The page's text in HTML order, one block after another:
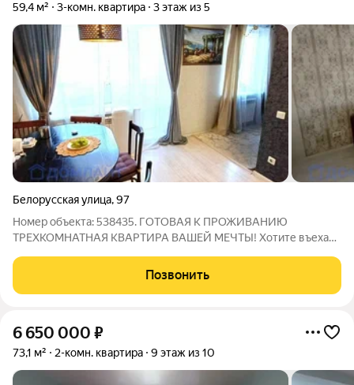
59,4 м² 3-комн. квартира 3 этаж из 5
Белорусская улица,97
Номер объекта: 538435. ГОТОВАЯ К ПРОЖИВАНИЮ
ТРЕХКОМНАТНАЯ КВАРТИРА ВАШЕЙ МЕЧТЫ! Хотите въехать
вашему вниманию полностью отремонтированную 3-
комнатную квартиру в одном из самых удобных районов
Позвонить
6 650 000 ₽
73,1 м² 2-комн. квартира 9 этаж из 10